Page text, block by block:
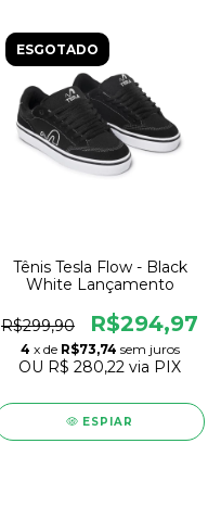
ESGOTADO
Tênis Tesla Flow - Black
White Lançamento
R$299,90 R$294,97
4 x de R$73,74 sem juros
OU R$ 280,22 via PIX
ESPIAR